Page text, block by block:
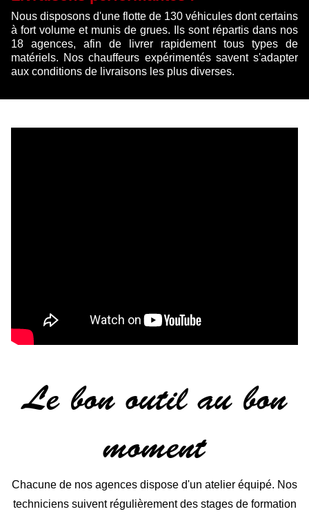
Nous disposons d'une flotte de 130 véhicules dont certains
à fort volume et munis de grues. Ils sont répartis dans nos
18 agences, afin de livrer rapidement tous types de
matériels. Nos chauffeurs expérimentés savent s'adapter
aux conditions de livraisons les plus diverses.
Le bon outil au bon
moment
Chacune de nos agences dispose d'un atelier équipé. Nos
techniciens suivent régulièrement des stages de formation